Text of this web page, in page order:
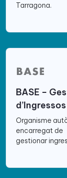
Tarragona.
BASE –
d’Ingressos
Organisme
encarregat de
gestionar